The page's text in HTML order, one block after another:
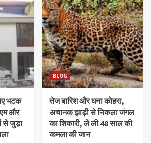
भटक
और
से जुड़ा
BLOG
तेज बारिश और घना कोहरा,
अचानक झाड़ी से निकला जंगल
का शिकारी, ले ली 48 साल की
कमला की जान